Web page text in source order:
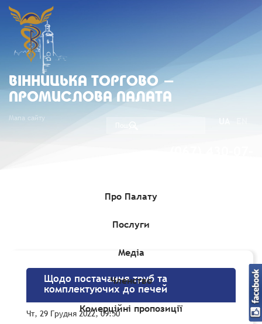
ВIННИЦЬКА ТОРГОВО -
ПРОМИСЛОВА ПАЛАТА
Мапа сайту
Про Палату
Послуги
Медіа
Членство
Комерційні пропозиції
Комерційні пропозиції»Щодо постачання труб та
Щодо постачання труб та
комплектуючих до печей
Чт, 29 Грудня 2022, 09:50